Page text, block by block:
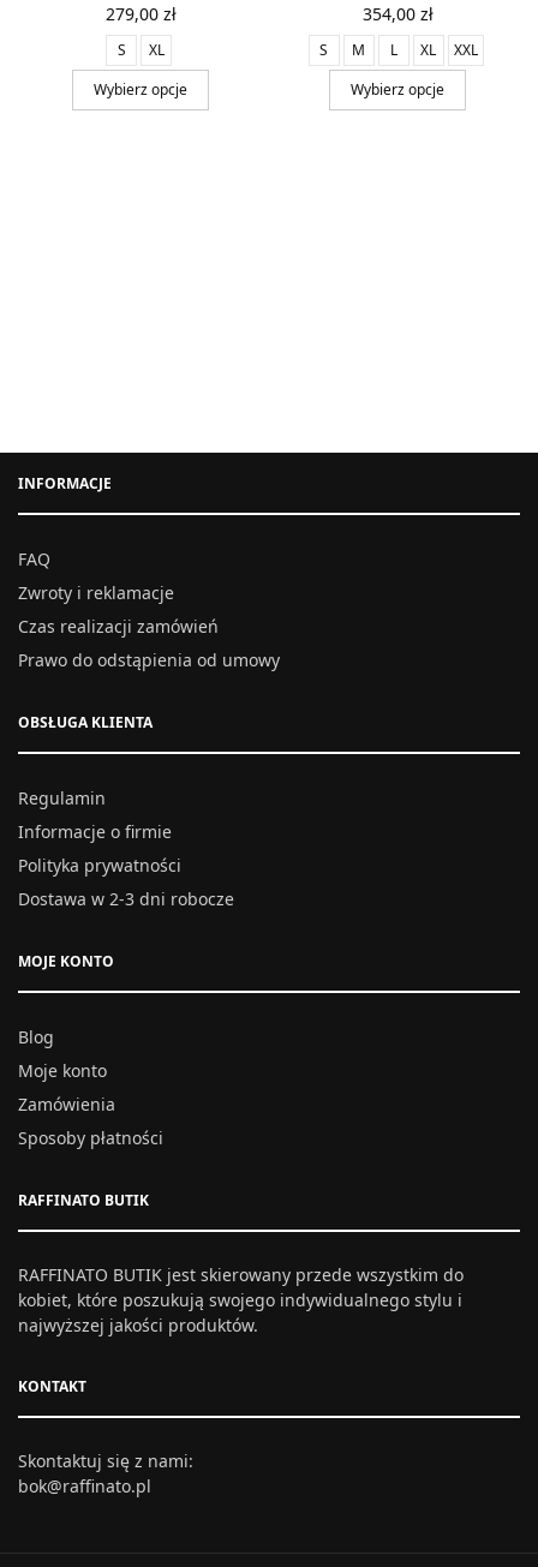
279,00 zł
S
XL
Wybierz opcje
354,00 zł
S M L XL
XXL
Wybierz opcje
INFORMACJE
FAQ
Zwroty i reklamacje
Czas realizacji zamówień
Prawo do odstąpienia od umowy
OBSŁUGA KLIENTA
Regulamin
Informacje o firmie
Polityka prywatności
Dostawa w 2-3 dni robocze
MOJE KONTO
Blog
Moje konto
Zamówienia
Sposoby płatności
RAFFINATO BUTIK
RAFFINATO BUTIK jest skierowany przede wszystkim do
kobiet, które poszukują swojego indywidualnego stylu i
najwyższej jakości produktów.
KONTAKT
Skontaktuj się z nami:
bok@raffinato.pl